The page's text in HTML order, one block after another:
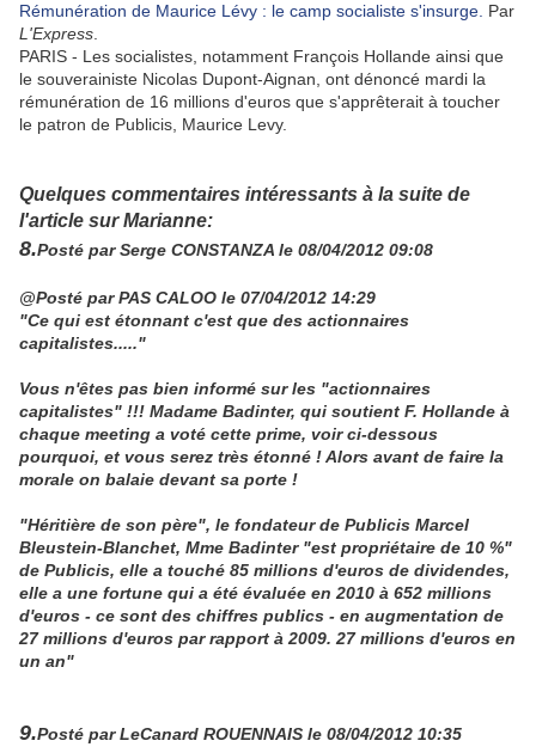
Rémunération de Maurice Lévy : le camp socialiste s'insurge. Par
L'Express
PARIS - Les socialistes, notamment François Hollande ainsi que
le souverainiste Nicolas Dupont-Aignan, ont dénoncé mardi la
rémunération de 16 millions d'euros que s'apprêterait à toucher
le patron de Publicis, Maurice Levy.
Quelques commentaires intéressants à la suite de
l'article sur Marianne:
8.Posté parSerge CONSTANZA le 08/04/2012 09:08
@Posté par PAS CALOO le 07/04/2012 14:29
"Ce qui est étonnant c'est que des actionnaires
capitalistes....."
Vous n'êtes pas bien informé sur les "actionnaires
capitalistes" !!! Madame Badinter, qui soutient F. Hollande à
chaque meeting a voté cette prime, voir ci-dessous
pourquoi, et vous serez très étonné ! Alors avant de faire la
morale on balaie devant sa porte !
"Héritière de son père", le fondateur de Publicis Marcel
Bleustein-Blanchet, Mme Badinter "est propriétaire de 10 %"
de Publicis, elle a touché 85 millions d'euros de dividendes,
elle a une fortune qui a été évaluée en 2010 à 652 millions
d'euros - ce sont des chiffres publics - en augmentation de
27 millions d'euros par rapport à 2009. 27 millions d'euros en
un an"
9.Posté parLeCanard ROUENNAIS le 08/04/2012 10:35